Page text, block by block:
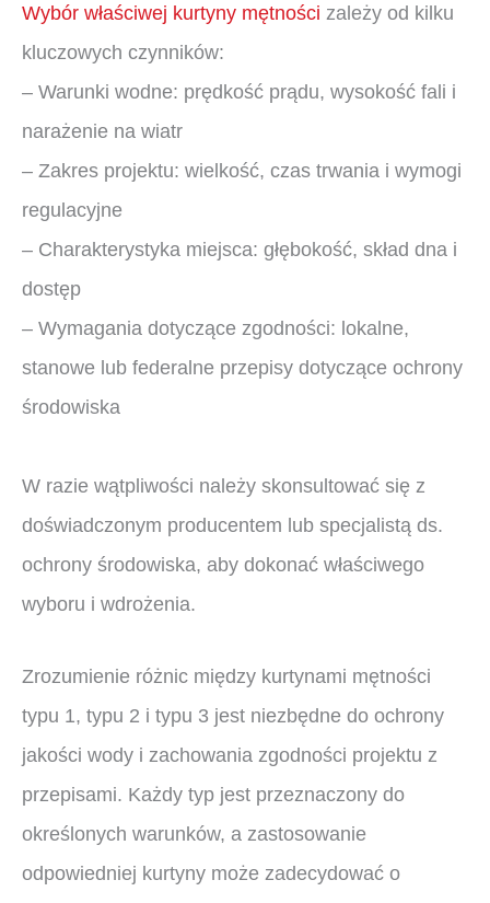
Wybór właściwej kurtyny mętności zależy od kilku
kluczowych czynników:
– Warunki wodne: prędkość prądu, wysokość fali i
narażenie na wiatr
– Zakres projektu: wielkość, czas trwania i wymogi
regulacyjne
– Charakterystyka miejsca: głębokość, skład dna i
dostęp
– Wymagania dotyczące zgodności: lokalne,
stanowe lub federalne przepisy dotyczące ochrony
środowiska
W razie wątpliwości należy skonsultować się z
doświadczonym producentem lub specjalistą ds.
ochrony środowiska, aby dokonać właściwego
wyboru i wdrożenia.
Zrozumienie różnic między kurtynami mętności
typu 1, typu 2 i typu 3 jest niezbędne do ochrony
jakości wody i zachowania zgodności projektu z
przepisami. Każdy typ jest przeznaczony do
określonych warunków, a zastosowanie
odpowiedniej kurtyny może zadecydować o